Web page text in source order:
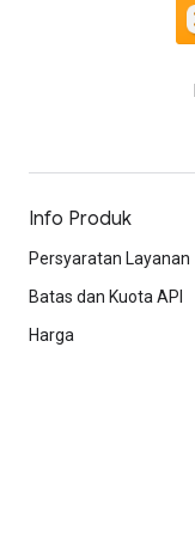
Info Produk
Persyaratan Layanan
Batas dan Kuota API
Harga